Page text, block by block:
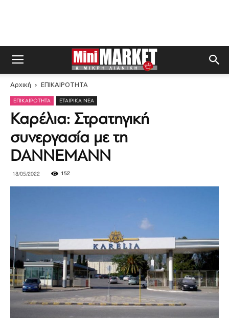
Αρχική ΕΠΙΚΑΙΡΟΤΗΤΑ
ΕΠΙΚΑΙΡΟΤΗΤΑ ΕΤΑΙΡΙΚΆ ΝΈΑ
Καρέλια: Στρατηγική
συνεργασία με τη
DANNEMANN
18/05/2022 152